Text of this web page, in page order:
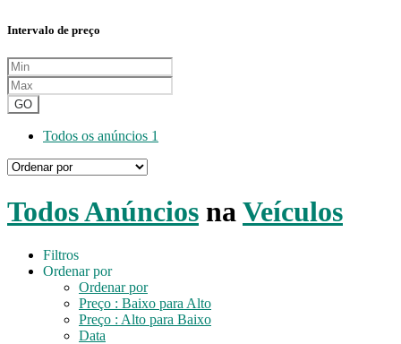
Intervalo de preço
GO
Todos os anúncios 1
Todos Anúncios na Veículos
Filtros
Ordenar por
Ordenar por
Preço : Baixo para Alto
Preço : Alto para Baixo
Data